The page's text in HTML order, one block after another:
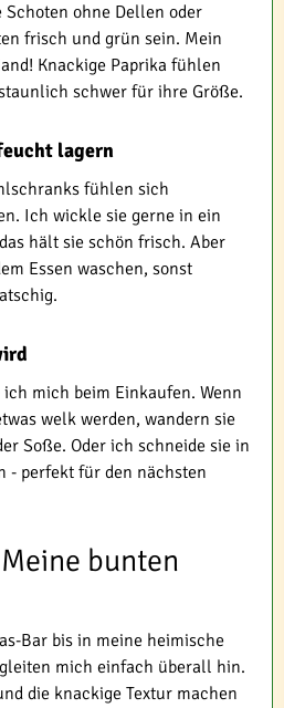
ohne Dellen oder
frisch und grün sein. Mein
Knackige Paprika fühlen
schwer für ihre Größe.
lagern
fühlen sich
Ich wickle sie gerne in ein
hält sie schön frisch. Aber
Essen waschen, sonst
mich beim Einkaufen. Wenn
welk werden, wandern sie
Soße. Oder ich schneide sie in
- perfekt für den nächsten
bunten
Bar bis in meine heimische
mich einfach überall hin.
die knackige Textur machen